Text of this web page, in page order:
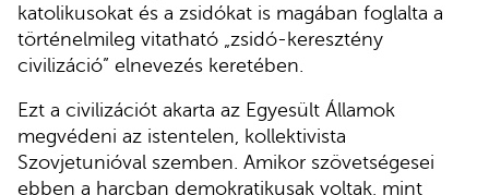
katolikusokat és a zsidókat is magában foglalta a
történelmileg vitatható „zsidó-keresztény
civilizáció” elnevezés keretében.
Ezt a civilizációt akarta az Egyesült Államok
megvédeni az istentelen, kollektivista
Szovjetunióval szemben. Amikor szövetségesei
ebben a harcban demokratikusak voltak, mint